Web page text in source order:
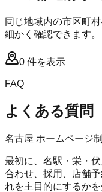
同じ地域内の市区町
細かく確認できます。
0 件を表示
FAQ
よくある質問
名古屋 ホームページ
最初に、名駅・栄・
合わせ、採用、店舗
れを主目的にするか